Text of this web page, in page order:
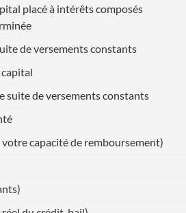
placé à intérêts composés
de versements constants
suite de versements constants
capacité de remboursement)